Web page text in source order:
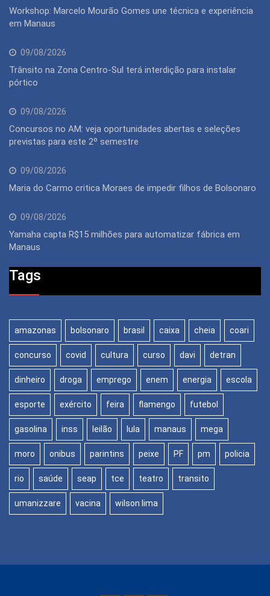
Workshop: Marcelo Mourão Gomes une técnica e experiência
em Manaus
09/08/2026
Trânsito na Zona Centro-Sul terá interdição para instalar
pórtico
09/08/2026
Concursos no AM: veja oportunidades abertas e seleções
previstas para este 2º semestre
09/08/2026
Maria do Carmo critica Moraes de impedir filhos de Bolsonaro
09/08/2026
Yamaha capta R$15 milhões para automatizar fábrica em
Manaus
Tags
amazonas bolsonaro brasil caixa cheia coari
concurso covid cultura curso davi detran
dinheiro droga emprego enem energia escola
esporte exército feira flamengo futebol
gasolina inss leilão lula manaus mega
moro onibus parintins peixe PF pm policia
rio saúde seap tce teatro transito
umanizzare vacina wilson lima